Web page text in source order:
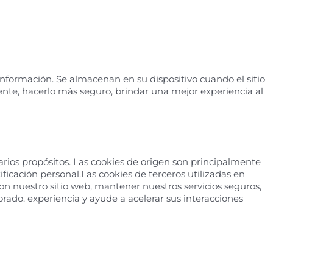
Se almacenan en su dispositivo cuando el sitio
hacerlo más seguro, brindar una mejor experiencia al
propósitos. Las cookies de origen son principalmente
personal.Las cookies de terceros utilizadas en
nuestro sitio web, mantener nuestros servicios seguros,
experiencia y ayude a acelerar sus interacciones